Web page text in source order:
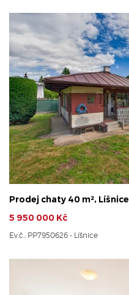
Prodej chaty 40 m², Líšnice
5 950 000 Kč
Ev.č.: PP7950626 - Líšnice